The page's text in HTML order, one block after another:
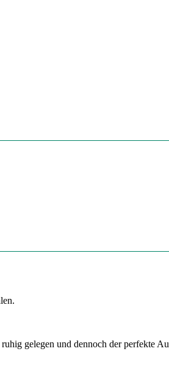
gelegen und dennoch der perfekte